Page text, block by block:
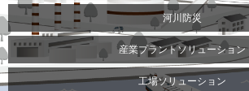
河川防災
産業プラントソリューション
工場ソリューション